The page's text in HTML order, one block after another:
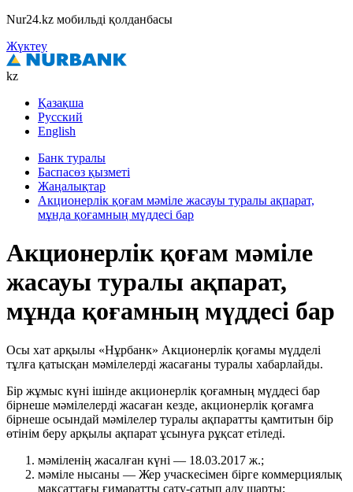
Nur24.kz мобильді қолданбасы
Жүктеу
kz
Қазақша
Русский
English
Банк туралы
Баспасөз қызметі
Жаңалықтар
Акционерлік қоғам мәміле жасауы туралы ақпарат,
мұнда қоғамның мүддесі бар
Акционерлік қоғам мәміле
жасауы туралы ақпарат,
мұнда қоғамның мүддесі бар
Осы хат арқылы «Нұрбанк» Акционерлік қоғамы мүдделі
тұлға қатысқан мәмілелерді жасағаны туралы хабарлайды.
Бір жұмыс күні ішінде акционерлік қоғамның мүддесі бар
бірнеше мәмілелерді жасаған кезде, акционерлік қоғамға
бірнеше осындай мәмілелер туралы ақпаратты қамтитын бір
өтінім беру арқылы ақпарат ұсынуға рұқсат етіледі.
мәміленің жасалған күні — 18.03.2017 ж.;
мәміле нысаны — Жер учаскесімен бірге коммерциялық
мақсаттағы ғимаратты сату-сатып алу шарты;